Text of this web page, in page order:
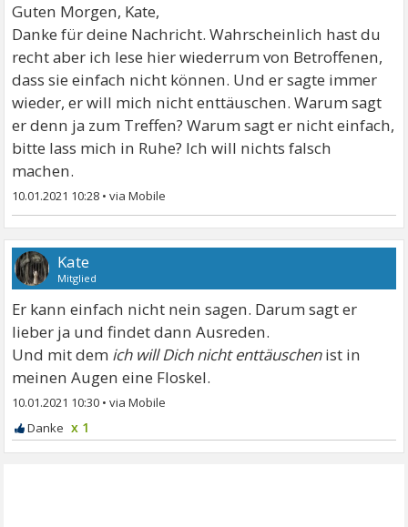
Guten Morgen, Kate,
Danke für deine Nachricht. Wahrscheinlich hast du
recht aber ich lese hier wiederrum von Betroffenen,
dass sie einfach nicht können. Und er sagte immer
wieder, er will mich nicht enttäuschen. Warum sagt
er denn ja zum Treffen? Warum sagt er nicht einfach,
bitte lass mich in Ruhe? Ich will nichts falsch
machen.
10.01.2021 10:28 •
Kate
Mitglied
Er kann einfach nicht nein sagen. Darum sagt er
lieber ja und findet dann Ausreden.
Und mit dem ich will Dich nicht enttäuschenist in
meinen Augen eine Floskel.
10.01.2021 10:30 •
x 1